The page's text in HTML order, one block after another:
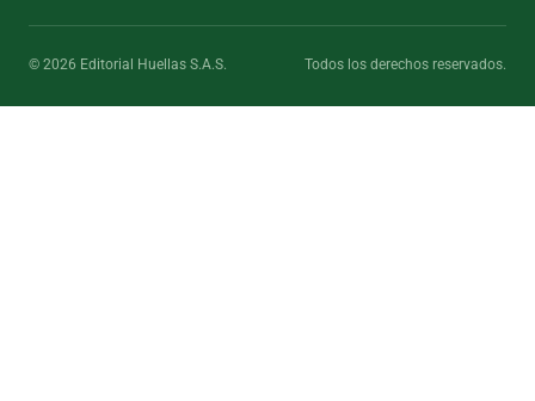
© 2026 Editorial Huellas S.A.S. Todos los derechos reservados.